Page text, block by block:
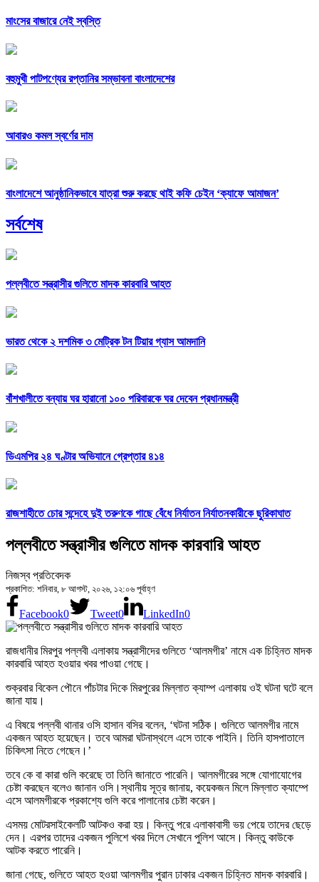
মাংসের বাজারে নেই স্বস্তি
বহুমুখী পাটপণ্যের রপ্তানির সম্ভাবনা বাংলাদেশের
আবারও কমল স্বর্ণের দাম
বাংলাদেশে আনুষ্ঠানিকভাবে যাত্রা শুরু করছে থাই কফি চেইন ‘ক্যাফে আমাজন’
সর্বশেষ
পল্লবীতে সন্ত্রাসীর গুলিতে মাদক কারবারি আহত
ভারত থেকে ২ দশমিক ৩ মেট্রিক টন টিয়ার গ্যাস আমদানি
বাঁশখালীতে বন্যায় ঘর হারানো ১০০ পরিবারকে ঘর দেবেন প্রধানমন্ত্রী
ডিএমপির ২৪ ঘণ্টার অভিযানে গ্রেপ্তার ৪১৪
রাজশাহীতে চোর সন্দেহে দুই তরুণকে গাছে বেঁধে নির্যাতন নির্যাতনকারীকে ছুরিকাঘাত
পল্লবীতে সন্ত্রাসীর গুলিতে মাদক কারবারি আহত
নিজস্ব প্রতিবেদক
প্রকাশিত: শনিবার, ৮ আগস্ট, ২০২৬, ১২:০৬ পূর্বাহ্ণ
Facebook0 Tweet0 LinkedIn0
রাজধানীর মিরপুর পল্লবী এলাকায় সন্ত্রাসীদের গুলিতে ‘আলমগীর’ নামে এক চিহ্নিত মাদক
কারবারি আহত হওয়ার খবর পাওয়া গেছে।
শুক্রবার বিকেল পৌনে পাঁচটার দিকে মিরপুরের মিল্লাত ক্যাম্প এলাকায় ওই ঘটনা ঘটে বলে
জানা যায়।
এ বিষয়ে পল্লবী থানার ওসি হাসান বসির বলেন, ‘ঘটনা সঠিক। গুলিতে আলমগীর নামে
একজন আহত হয়েছেন। তবে আমরা ঘটনাস্থলে এসে তাকে পাইনি। তিনি হাসপাতালে
চিকিৎসা নিতে গেছেন।’
তবে কে বা কারা গুলি করেছে তা তিনি জানাতে পারেনি। আলমগীরের সঙ্গে যোগাযোগের
চেষ্টা করছেন বলেও জানান ওসি।স্থানীয় সূত্র জানায়, কয়েকজন মিলে মিল্লাত ক্যাম্পে
এসে আলমগীরকে প্রকাশ্যে গুলি করে পালানোর চেষ্টা করেন।
এসময় মোটরসাইকেলটি আটকও করা হয়। কিন্তু পরে এলাকাবাসী ভয় পেয়ে তাদের ছেড়ে
দেন। এরপর তাদের একজন পুলিশে খবর দিলে সেখানে ‍পুলিশ আসে। কিন্তু কাউকে
আটক করতে পারেনি।
জানা গেছে, গুলিতে আহত হওয়া আলমগীর ‍পুরান ঢাকার একজন চিহ্নিত মাদক কারবারি।